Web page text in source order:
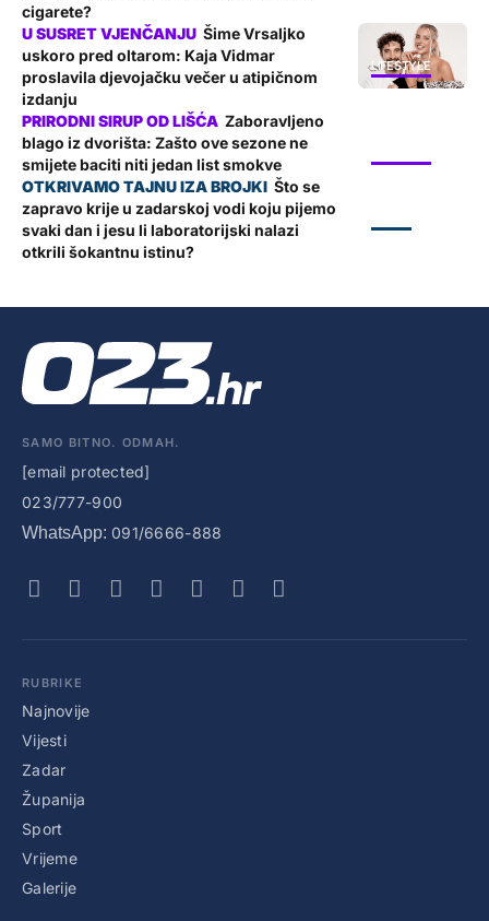
cigarete?
LIFESTYLE
Šime Vrsaljko
uskoro pred oltarom: Kaja Vidmar
proslavila djevojačku večer u atipičnom
izdanju
Zaboravljeno
blago iz dvorišta: Zašto ove sezone ne
smijete baciti niti jedan list smokve
Što se
zapravo krije u zadarskoj vodi koju pijemo
svaki dan i jesu li laboratorijski nalazi
otkrili šokantnu istinu?
SAMO BITNO. ODMAH.
[email protected]
023/777-900
WhatsApp: 091/6666-888
RUBRIKE
Najnovije
Vijesti
Zadar
Županija
Sport
Vrijeme
Galerije